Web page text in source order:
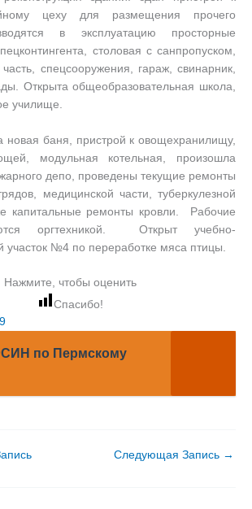
цеху для размещения прочего
в эксплуатацию просторные
столовая с санпропуском,
спецсооружения, гараж, свинарник,
Открыта общеобразовательная школа,
училище.
новая баня, пристрой к овощехранилищу,
модульная котельная, произошла
депо, проведены текущие ремонты
медицинской части, туберкулезной
капитальные ремонты кровли. Рабочие
оргтехникой. Открыт учебно-
участок №4 по переработке мяса птицы.
Нажмите, чтобы оценить
Спасибо!
по Пермскому
Следующая Запись →